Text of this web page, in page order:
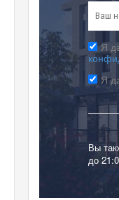
Я
Я
Вы
до